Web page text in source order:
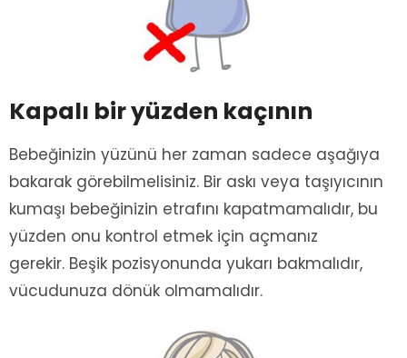
Kapalı bir yüzden kaçının
Bebeğinizin yüzünü her zaman sadece aşağıya
bakarak görebilmelisiniz. Bir askı veya taşıyıcının
kumaşı bebeğinizin etrafını kapatmamalıdır, bu
yüzden onu kontrol etmek için açmanız
gerekir. Beşik pozisyonunda yukarı bakmalıdır,
vücudunuza dönük olmamalıdır.